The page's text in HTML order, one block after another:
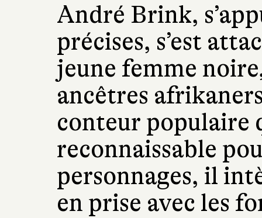
André Brink,
précises, s’est
jeune femme
ancêtres
conteur populaire
reconnaissable
personnages, il
en prise avec les